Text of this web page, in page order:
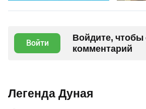
Войти
Войдите, чтобы
комментарий
Легенда Дуная